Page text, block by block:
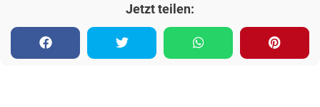
Jetzt teilen: